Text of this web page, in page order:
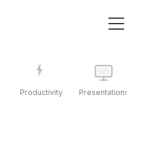
Productivity Presentations